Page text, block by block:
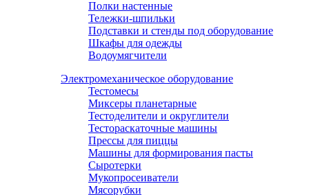
Полки настенные
Тележки-шпильки
Подставки и стенды под оборудование
Шкафы для одежды
Водоумягчители
Электромеханическое оборудование
Тестомесы
Миксеры планетарные
Тестоделители и округлители
Тестораскаточные машины
Прессы для пиццы
Машины для формирования пасты
Сыротерки
Мукопросеиватели
Мясорубки